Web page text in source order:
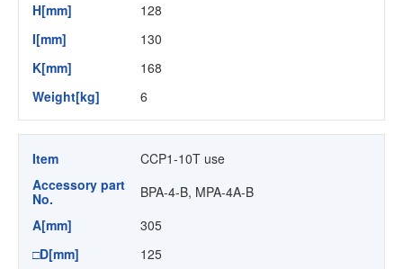
H[mm]
128
I[mm]
130
K[mm]
168
Weight[kg]
6
Item
CCP1-10T use
Accessory part
No.
BPA-4-B, MPA-4A-B
A[mm]
305
□D[mm]
125